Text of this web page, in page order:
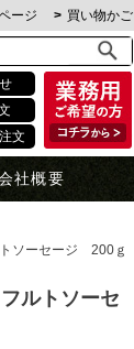
ージ 買い物かご
文
社概要
トソーセージ 200ｇ
ルトソーセ